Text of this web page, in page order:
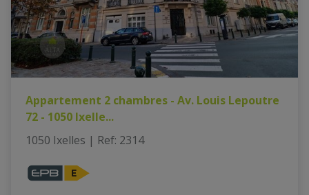
Appartement 2 chambres - Av. Louis Lepoutre
72 - 1050 Ixelle...
1050 Ixelles | Ref: 2314